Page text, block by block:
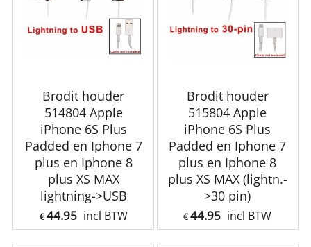
Brodit houder
514804 Apple
iPhone 6S Plus
Padded en Iphone 7
plus en Iphone 8
plus XS MAX
lightning->USB
€ 44.95 incl BTW
Brodit houder
515804 Apple
iPhone 6S Plus
Padded en Iphone 7
plus en Iphone 8
plus XS MAX (lightn.-
>30 pin)
€ 44.95 incl BTW